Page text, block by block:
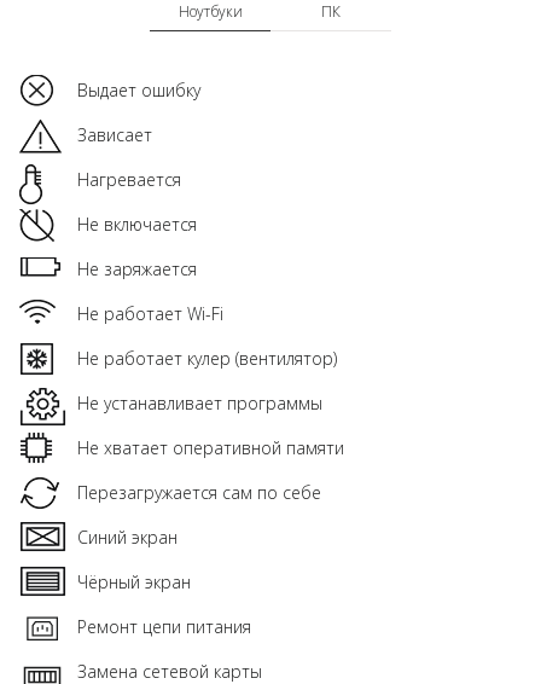
Ноутбуки ПК
Выдает ошибку
Зависает
Нагревается
Не включается
Не заряжается
Не работает Wi-Fi
Не работает кулер (вентилятор)
Не устанавливает программы
Не хватает оперативной памяти
Перезагружается сам по себе
Синий экран
Чёрный экран
Ремонт цепи питания
Замена сетевой карты